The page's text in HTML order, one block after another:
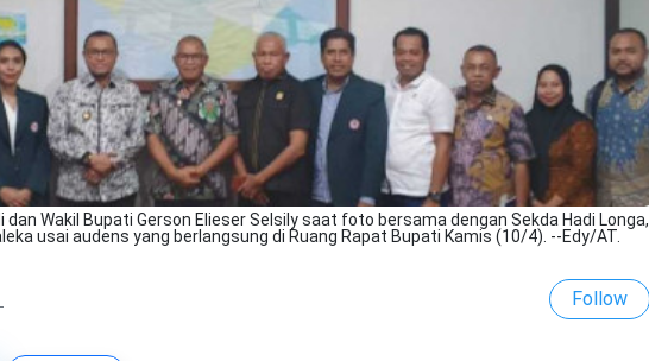
dan Wakil Bupati Gerson Elieser Selsily saat foto bersama dengan Sekda Hadi Longa,
usai audens yang berlangsung di Ruang Rapat Bupati Kamis (10/4). --Edy/AT.
Follow